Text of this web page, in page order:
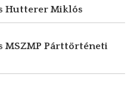
Hutterer Miklós
MSZMP Párttörténeti